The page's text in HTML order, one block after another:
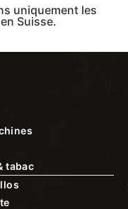
uniquement les
Suisse.
tabac